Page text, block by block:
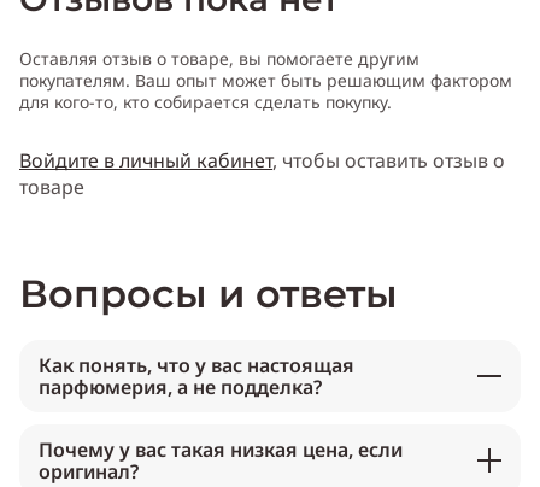
Оставляя отзыв о товаре, вы помогаете другим
покупателям. Ваш опыт может быть решающим фактором
для кого-то, кто собирается сделать покупку.
Войдите в личный кабинет, чтобы оставить отзыв о
товаре
Вопросы и ответы
Как понять, что у вас настоящая
парфюмерия, а не подделка?
Почему у вас такая низкая цена, если
оригинал?